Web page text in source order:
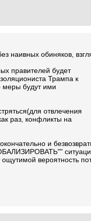
наивных обиняков,
правителей будет
Трампа к
меры будут ими
отвлечения
раз, конфликты на
и
вероятность